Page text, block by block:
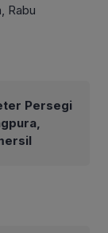
Rabu
Persegi